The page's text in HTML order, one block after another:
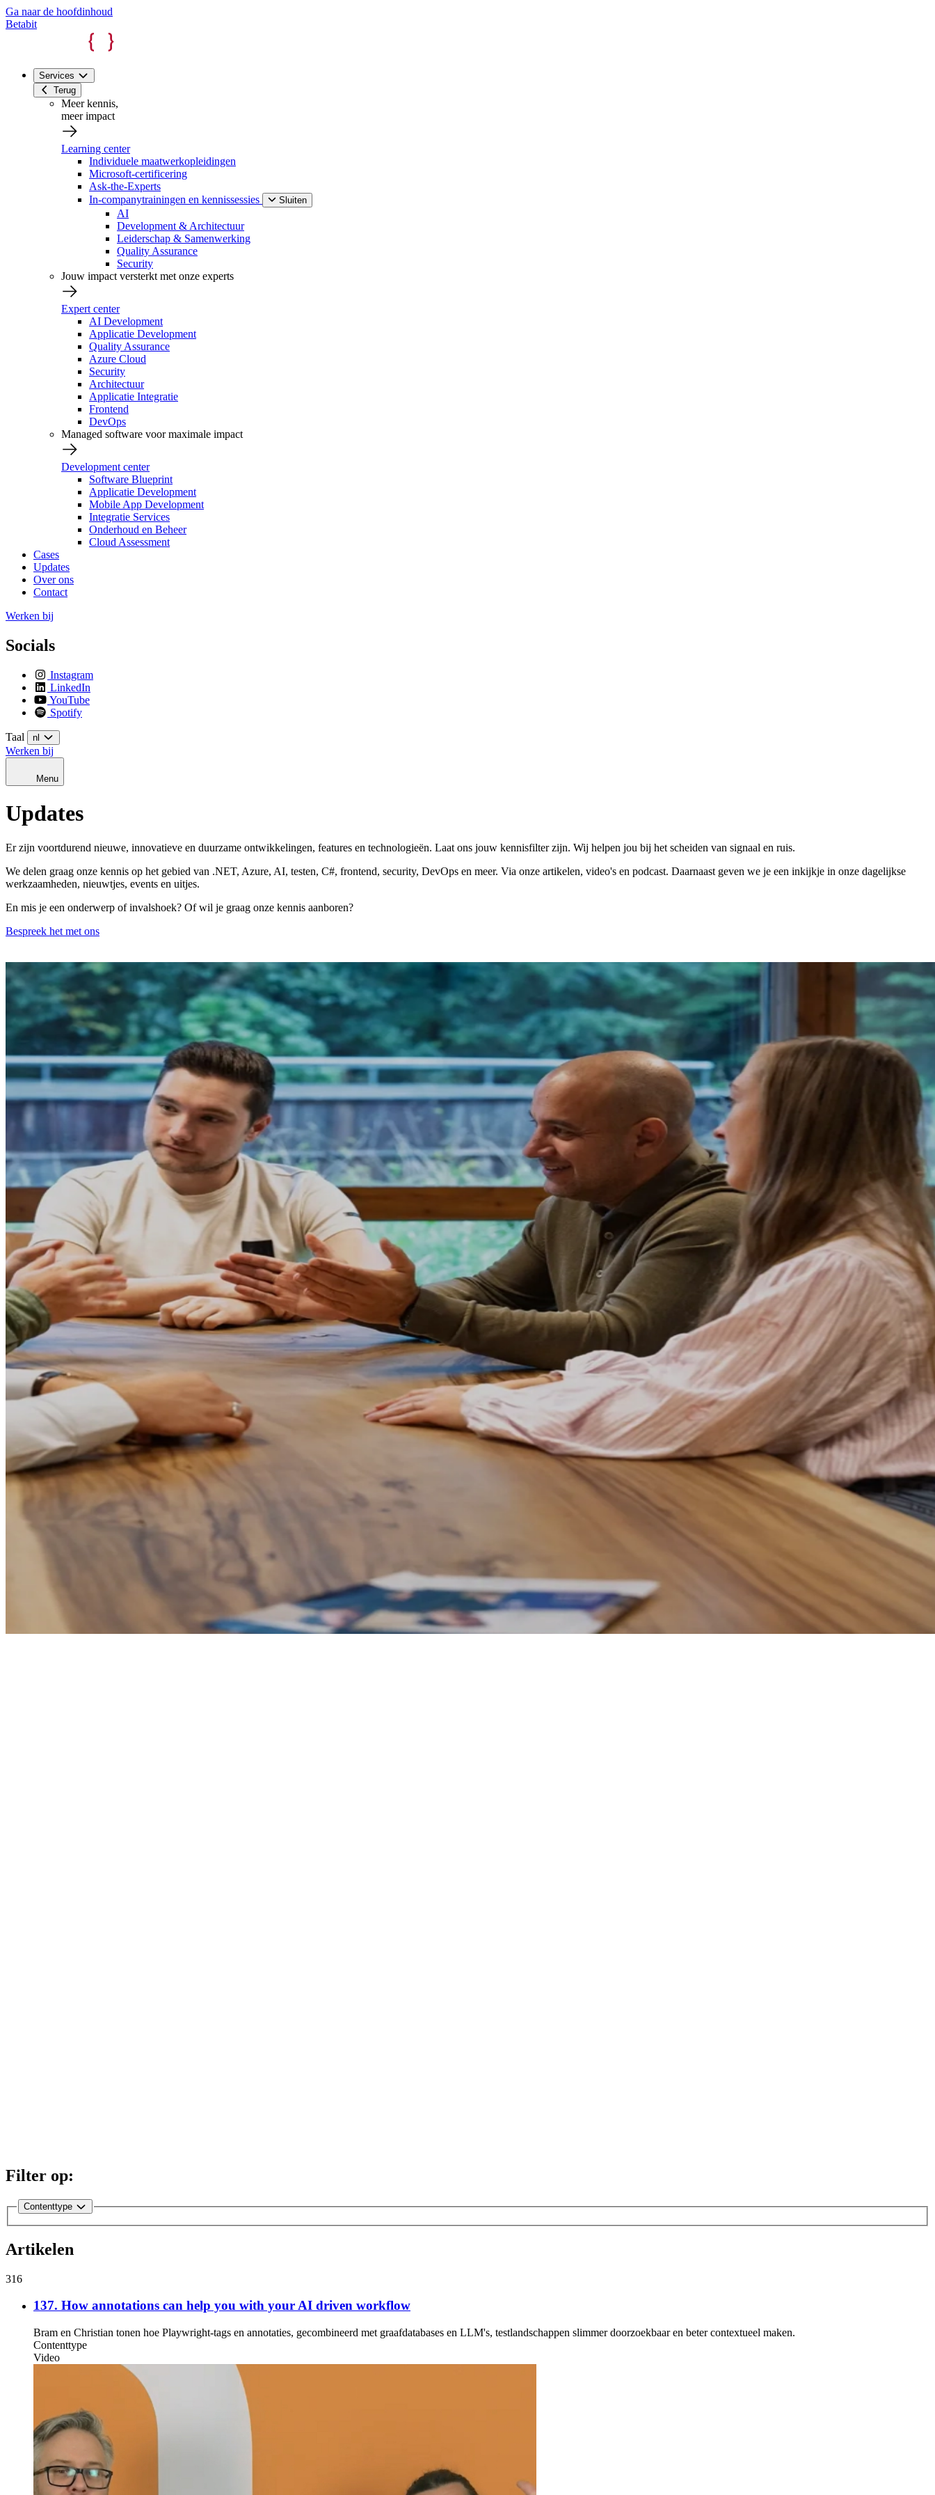
Ga naar de hoofdinhoud
Betabit
Services
Terug
Meer kennis,
meer impact
Learning center
Individuele maatwerkopleidingen
Microsoft-certificering
Ask-the-Experts
In-companytrainingen en kennissessies
Sluiten
AI
Development & Architectuur
Leiderschap & Samenwerking
Quality Assurance
Security
Jouw impact versterkt met onze experts
Expert center
AI Development
Applicatie Development
Quality Assurance
Azure Cloud
Security
Architectuur
Applicatie Integratie
Frontend
DevOps
Managed software voor maximale impact
Development center
Software Blueprint
Applicatie Development
Mobile App Development
Integratie Services
Onderhoud en Beheer
Cloud Assessment
Cases
Updates
Over ons
Contact
Werken bij
Socials
Instagram
LinkedIn
YouTube
Spotify
Taal nl
Werken bij
Menu
Updates
Er zijn voortdurend nieuwe, innovatieve en duurzame ontwikkelingen, features en technologieën. Laat ons jouw kennisfilter zijn. Wij helpen jou bij het scheiden van signaal en ruis.
We delen graag onze kennis op het gebied van .NET, Azure, AI, testen, C#, frontend, security, DevOps en meer. Via onze artikelen, video's en podcast. Daarnaast geven we je een inkijkje in onze dagelijkse
werkzaamheden, nieuwtjes, events en uitjes.
En mis je een onderwerp of invalshoek? Of wil je graag onze kennis aanboren?
Bespreek het met ons
Filter op:
Contenttype
Artikelen
316
137. How annotations can help you with your AI driven workflow
Bram en Christian tonen hoe Playwright-tags en annotaties, gecombineerd met graafdatabases en LLM's, testlandschappen slimmer doorzoekbaar en beter contextueel maken.
Contenttype
Video